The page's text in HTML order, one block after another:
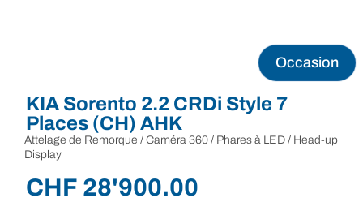
Occasion
KIA Sorento 2.2 CRDi Style 7
Places (CH) AHK
Attelage de Remorque / Caméra 360 / Phares à LED / Head-up
Display
CHF 28'900.00